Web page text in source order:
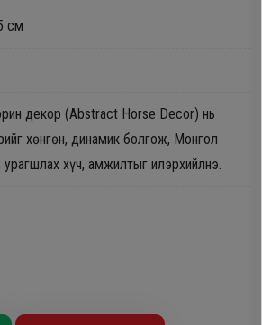
см
декор (Abstract Horse Decor) нь
хөнгөн, динамик болгож, Монгол
хүч, амжилтыг илэрхийлнэ.